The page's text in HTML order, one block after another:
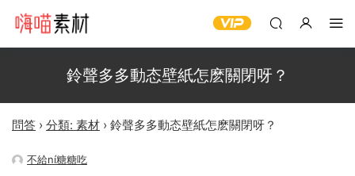
鈴聲多多動态壁紙怎麽關閉呀？
問答 › 分類: 素材 › 鈴聲多多動态壁紙怎麽關閉呀？
不給ní糖糖吃